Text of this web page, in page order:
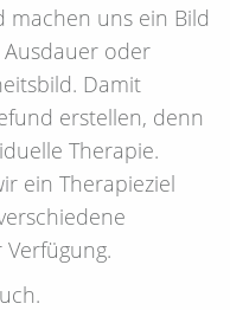
uns ein Bild
oder
Damit
erstellen, denn
Therapie.
ein Therapieziel